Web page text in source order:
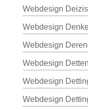
Webdesign
Webdesign
Webdesign
Webdesign
Webdesign
Webdesign